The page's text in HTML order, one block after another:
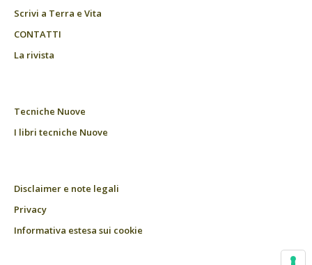
Scrivi a Terra e Vita
CONTATTI
La rivista
Tecniche Nuove
I libri tecniche Nuove
Disclaimer e note legali
Privacy
Informativa estesa sui cookie